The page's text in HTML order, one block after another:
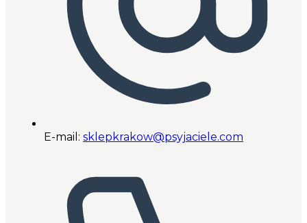
E-mail: sklepkrakow@psyjaciele.com